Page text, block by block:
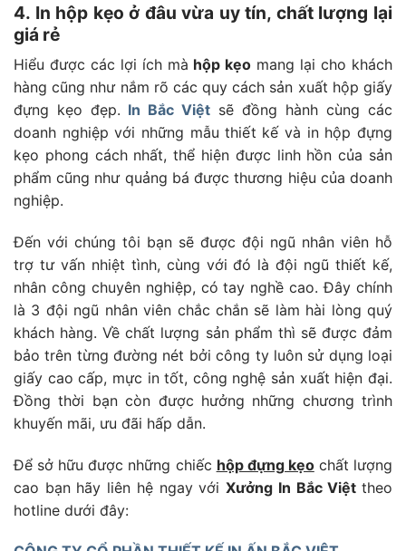
4. In hộp kẹo ở đâu vừa uy tín, chất lượng lại
giá rẻ
Hiểu được các lợi ích mà hộp kẹo mang lại cho khách
hàng cũng như nắm rõ các quy cách sản xuất hộp giấy
đựng kẹo đẹp. In Bắc Việt sẽ đồng hành cùng các
doanh nghiệp với những mẫu thiết kế và in hộp đựng
kẹo phong cách nhất, thể hiện được linh hồn của sản
phẩm cũng như quảng bá được thương hiệu của doanh
nghiệp.
Đến với chúng tôi bạn sẽ được đội ngũ nhân viên hỗ
trợ tư vấn nhiệt tình, cùng với đó là đội ngũ thiết kế,
nhân công chuyên nghiệp, có tay nghề cao. Đây chính
là 3 đội ngũ nhân viên chắc chắn sẽ làm hài lòng quý
khách hàng. Về chất lượng sản phẩm thì sẽ được đảm
bảo trên từng đường nét bởi công ty luôn sử dụng loại
giấy cao cấp, mực in tốt, công nghệ sản xuất hiện đại.
Đồng thời bạn còn được hưởng những chương trình
khuyến mãi, ưu đãi hấp dẫn.
Để sở hữu được những chiếc hộp đựng kẹochất lượng
cao bạn hãy liên hệ ngay vớiXưởng In Bắc Việttheo
hotline dưới đây: